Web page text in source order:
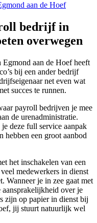
aan de Hoef
bedrijf in
overwegen
aan de Hoef heeft
bij een ander bedrijf
net even wat
succes te runnen.
payroll bedrijven je mee
de urenadministratie.
deze full service aanpak
hebben een groot aanbod
het inschakelen van een
medewerkers in dienst
Wanneer je in zee gaat met
over je
zijn op papier in dienst bij
jij stuurt natuurlijk wel